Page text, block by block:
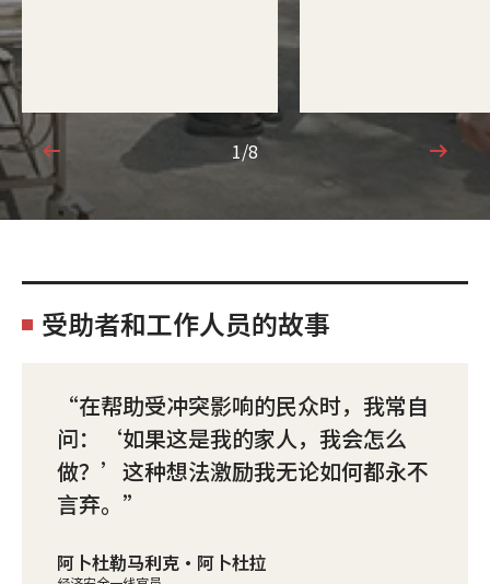
1/8
1/8
受助者和工作人员的故事
在帮助受冲突影响的民众时，我常自
问：‘如果这是我的家人，我会怎么
做？’这种想法激励我无论如何都永不
言弃。
阿卜杜勒马利克·阿卜杜拉